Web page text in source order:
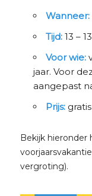
Wanneer:
Tijd:13 –
Voor wie:
jaar. Voor
aangepast
Prijs:
Bekijk hieronder
vergroting).